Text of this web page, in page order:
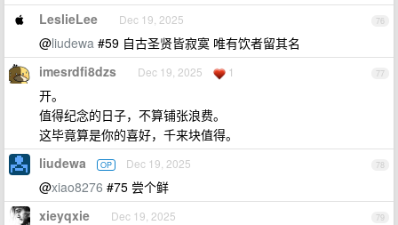
76
LeslieLee Dec 19, 2025
@liudewa #59 自古圣贤皆寂寞 唯有饮者留其名
77
imesrdfi8dzs Dec 19, 2025 1
开。
值得纪念的日子，不算铺张浪费。
这毕竟算是你的喜好，千来块值得。
78
liudewa OP Dec 19, 2025
@xiao8276 #75 尝个鲜
79
xieyqxie Dec 19, 2025